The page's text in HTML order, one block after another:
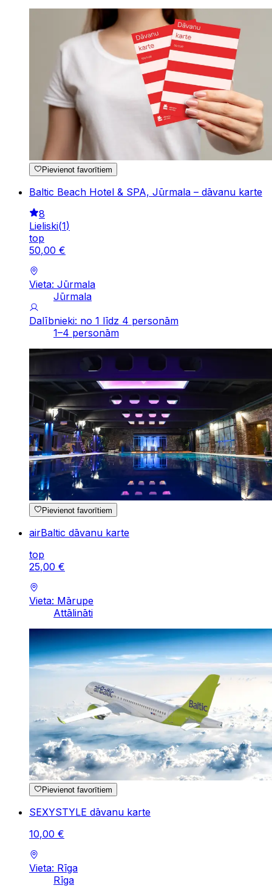
Pievienot favorītiem
Baltic Beach Hotel & SPA, Jūrmala – dāvanu karte
8
Lieliski(1)
top
50,00 €
Vieta: Jūrmala
Jūrmala
Dalībnieki: no 1 līdz 4 personām
1–4 personām
Pievienot favorītiem
airBaltic dāvanu karte
top
25,00 €
Vieta: Mārupe
Attālināti
Pievienot favorītiem
SEXYSTYLE dāvanu karte
10,00 €
Vieta: Rīga
Rīga